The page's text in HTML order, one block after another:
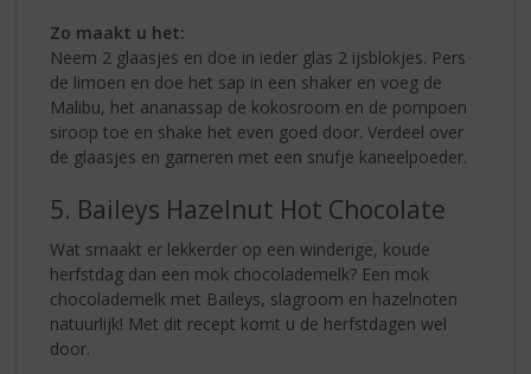
Zo maakt u het:
Neem 2 glaasjes en doe in ieder glas 2 ijsblokjes. Pers
de limoen en doe het sap in een shaker en voeg de
Malibu, het ananassap de kokosroom en de pompoen
siroop toe en shake het even goed door. Verdeel over
de glaasjes en garneren met een snufje kaneelpoeder.
5. Baileys Hazelnut Hot Chocolate
Wat smaakt er lekkerder op een winderige, koude
herfstdag dan een mok chocolademelk? Een mok
chocolademelk met Baileys, slagroom en hazelnoten
natuurlijk! Met dit recept komt u de herfstdagen wel
door.